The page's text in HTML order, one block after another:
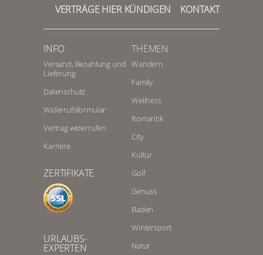
VERTRÄGE HIER KÜNDIGEN
KONTAKT
INFO
Versand, Bezahlung und
Lieferung
Datenschutz
Widerrufsformular
Vertrag widerrufen
Karriere
ZERTIFIKATE
URLAUBS-
EXPERTEN
THEMEN
Wandern
Family
Wellness
Romantik
City
Kultur
Golf
Genuss
Baden
Wintersport
Natur